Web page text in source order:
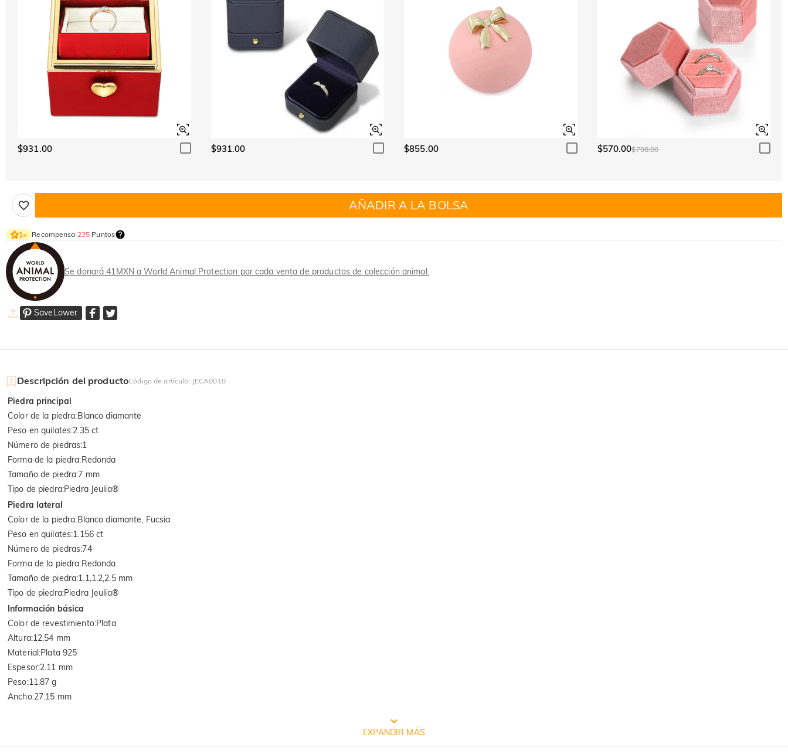
$931.00 $931.00 $855.00 $570.00$798.00
AÑADIR A LA BOLSA
1× Recompensa 235 Puntos
Se donará 41MXN a World Animal Protection por cada venta de productos de colección animal.
SaveLower
Descripción del productoCódigo de artículo : JECA0010
Piedra principal
Color de la piedra:Blanco diamante
Peso en quilates:2.35 ct
Número de piedras:1
Forma de la piedra:Redonda
Tamaño de piedra:7 mm
Tipo de piedra:Piedra Jeulia®
Piedra lateral
Color de la piedra:Blanco diamante, Fucsia
Peso en quilates:1.156 ct
Número de piedras:74
Forma de la piedra:Redonda
Tamaño de piedra:1.1,1.2,2.5 mm
Tipo de piedra:Piedra Jeulia®
Información básica
Color de revestimiento:Plata
Altura:12.54 mm
Material :Plata 925
Espesor:2.11 mm
Peso:11.87 g
Ancho:27.15 mm
EMBALAJE JEULIA GRATIS
EXPANDIR MÁS